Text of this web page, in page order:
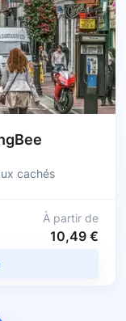
cachés
À partir de
10,49 €